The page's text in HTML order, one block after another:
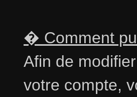
� Comment
Afin de
votre compte,